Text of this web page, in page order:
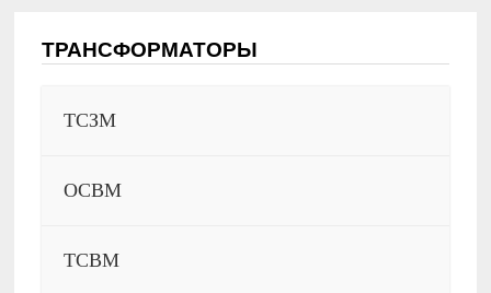
ТРАНСФОРМАТОРЫ
ТСЗМ
ОСВМ
ТСВМ